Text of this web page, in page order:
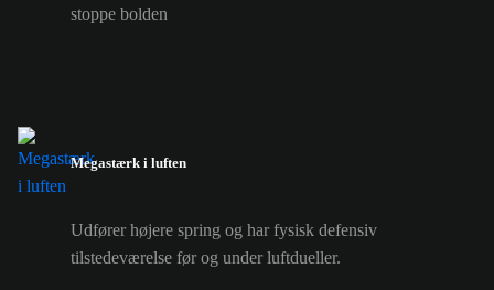
stoppe bolden
Megastærk i luften
Udfører højere spring og har fysisk defensiv
tilstedeværelse før og under luftdueller.